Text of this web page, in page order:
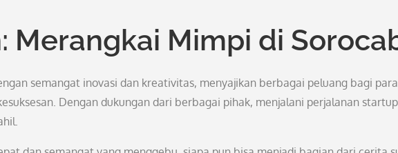
Merangkai Mimpi di
semangat inovasi dan kreativitas, menyajikan berbagai peluang bagi para
Dengan dukungan dari berbagai pihak, menjalani perjalanan